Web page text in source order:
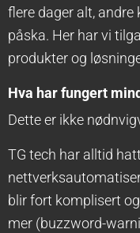
flere dager alt,
påska. Her har vi
produkter og
Hva har fungert
Dette er ikke
TG tech har alltid
blir fort komplisert
mer (buzzword-